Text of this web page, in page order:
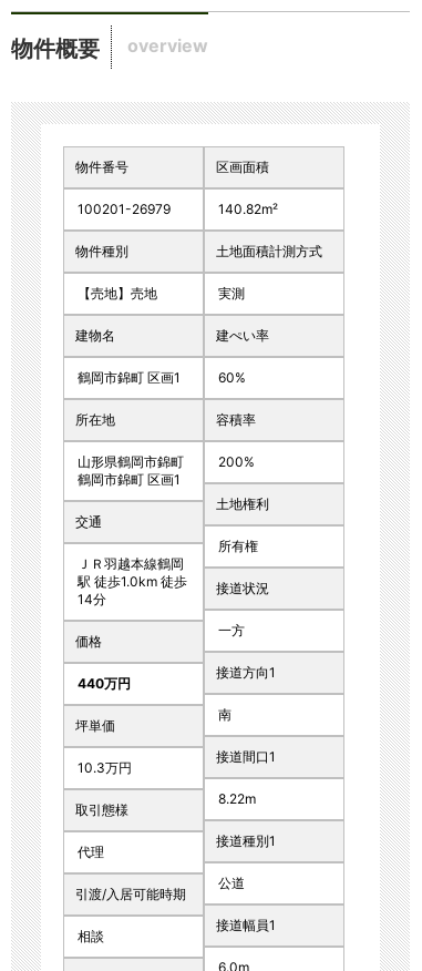
物件概要 overview
物件番号
100201-26979
物件種別
【売地】売地
建物名
鶴岡市錦町 区画1
所在地
山形県鶴岡市錦町
鶴岡市錦町 区画1
交通
ＪＲ羽越本線鶴岡
駅 徒歩1.0km 徒歩
14分
価格
440万円
坪単価
10.3万円
取引態様
代理
引渡/入居可能時期
相談
区画面積
140.82m²
土地面積計測方式
実測
建ぺい率
60%
容積率
200%
土地権利
所有権
接道状況
一方
接道方向1
南
接道間口1
8.22m
接道種別1
公道
接道幅員1
6.0m